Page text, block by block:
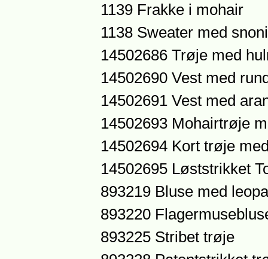
1139 Frakke i mohair
1138 Sweater med
14502686 Trøje med
14502690 Vest med
14502691 Vest med
14502693 Mohairtrøje
14502694 Kort trøje
14502695 Løststrikket
893219 Bluse med
893220
893225 Stribet trøje